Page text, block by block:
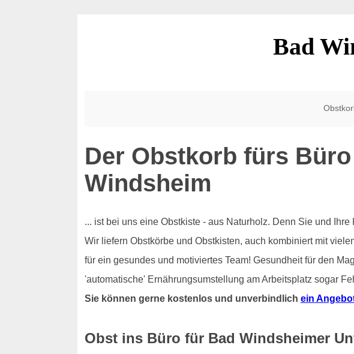
Bad
Der Obstkorb fürs
Windsheim
... ist bei uns eine Obstkiste - aus Naturholz. Denn Sie und
Wir liefern Obstkörbe und Obstkisten, auch kombiniert mit
für ein gesundes und motiviertes Team! Gesundheit für den
'automatische' Ernährungsumstellung am Arbeitsplatz sogar
Sie können gerne kostenlos und unverbindlich ein
Obst ins Büro für Bad Windsheimer